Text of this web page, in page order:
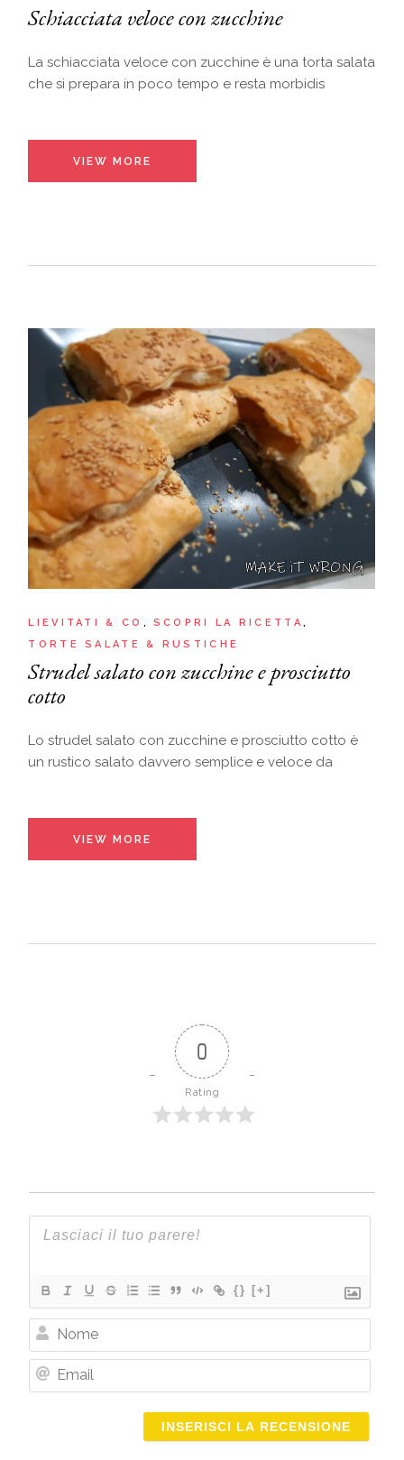
Schiacciata veloce con zucchine
La schiacciata veloce con zucchine è una torta salata
che si prepara in poco tempo e resta morbidis
VIEW MORE
LIEVITATI & CO
SCOPRI LA RICETTA
TORTE SALATE & RUSTICHE
Strudel salato con zucchine e prosciutto
cotto
Lo strudel salato con zucchine e prosciutto cotto è
un rustico salato davvero semplice e veloce da
VIEW MORE
0
Rating
{} [+]
Nome